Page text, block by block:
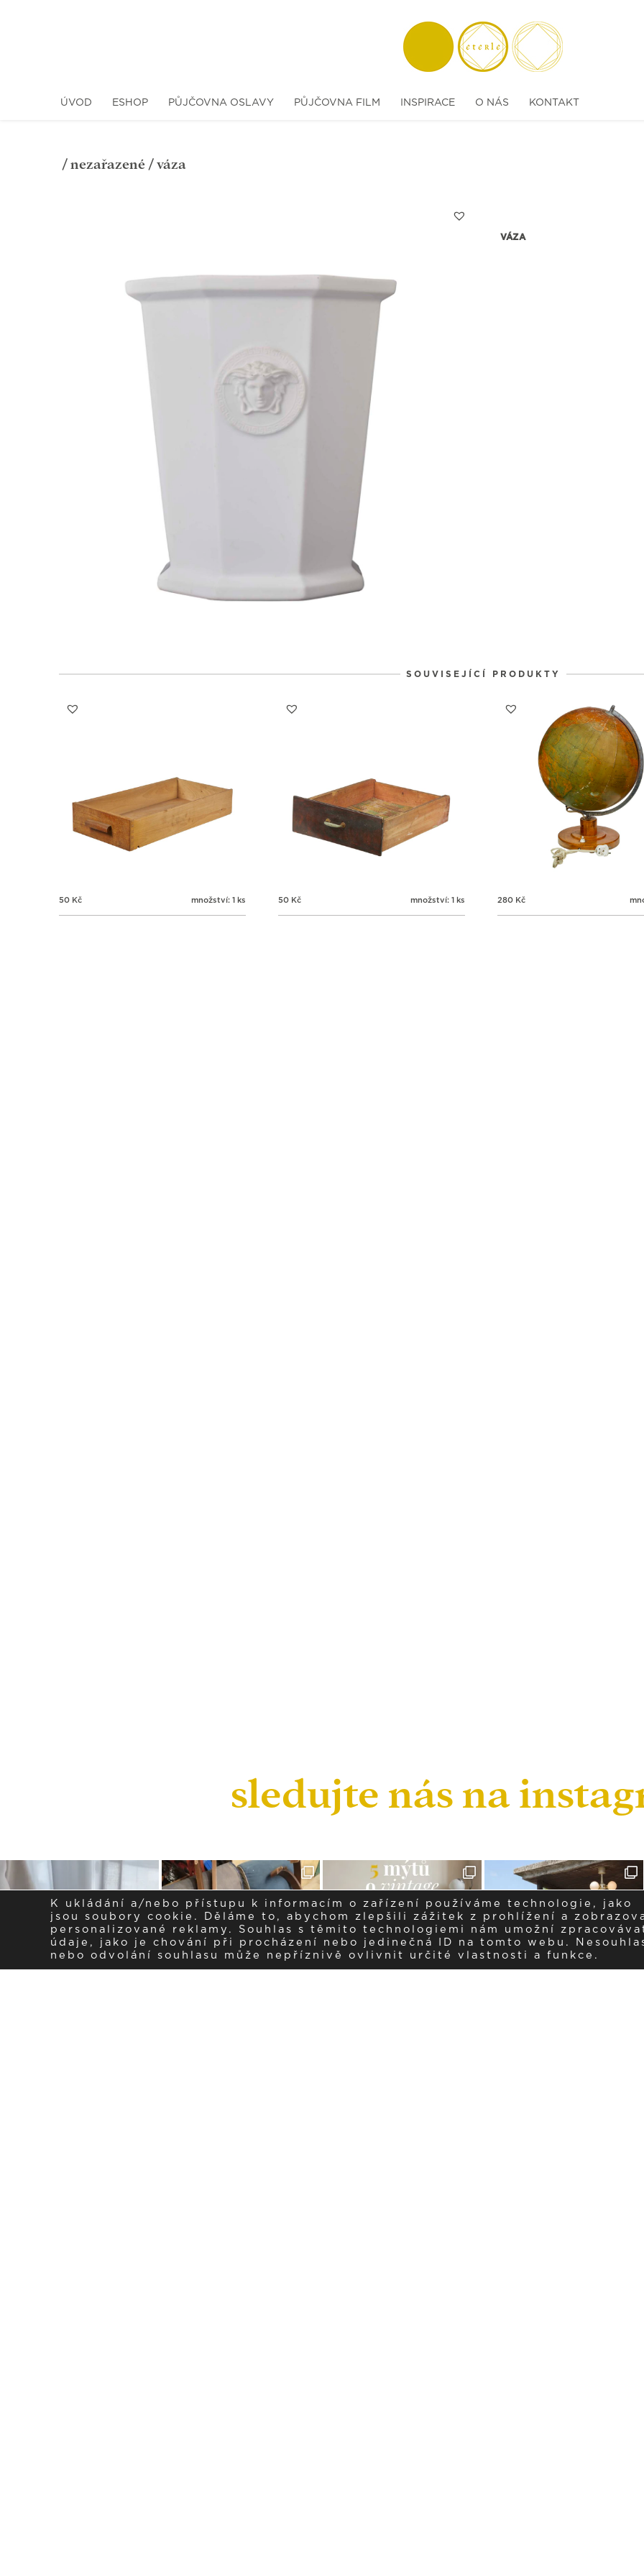
ÚVOD ESHOP PŮJČOVNA OSLAVY PŮJČOVNA FILM INSPIRACE O NÁS KONTAKT
/ nezařazené / váza
VÁZA
SOUVISEJÍCÍ PRODUKTY
50 Kč množství: 1 ks 50 Kč množství: 1 ks 280 Kč
sledujte nás na
K ukládání a/nebo přístupu k informacím o zařízení používáme technologie, jako
jsou soubory cookie. Děláme to, abychom zlepšili zážitek z prohlížení a
personalizované reklamy. Souhlas s těmito technologiemi nám umožní
údaje, jako je chování při procházení nebo jedinečná ID na tomto webu.
nebo odvolání souhlasu může nepříznivě ovlivnit určité vlastnosti a funkce.